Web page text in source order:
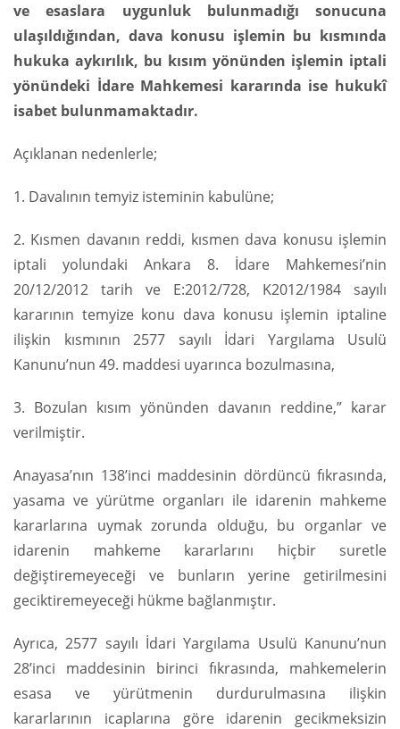
ve esaslara uygunluk bulunmadığı sonucuna
ulaşıldığından, dava konusu işlemin bu kısmında
hukuka aykırılık, bu kısım yönünden işlemin iptali
yönündeki İdare Mahkemesi kararında ise hukukî
isabet bulunmamaktadır.
Açıklanan nedenlerle;
1. Davalının temyiz isteminin kabulüne;
2. Kısmen davanın reddi, kısmen dava konusu işlemin
iptali yolundaki Ankara 8. İdare Mahkemesi’nin
20/12/2012 tarih ve E:2012/728, K2012/1984 sayılı
kararının temyize konu dava konusu işlemin iptaline
ilişkin kısmının 2577 sayılı İdari Yargılama Usulü
Kanunu’nun 49. maddesi uyarınca bozulmasına,
3. Bozulan kısım yönünden davanın reddine,” karar
verilmiştir.
Anayasa’nın 138’inci maddesinin dördüncü fıkrasında,
yasama ve yürütme organları ile idarenin mahkeme
kararlarına uymak zorunda olduğu, bu organlar ve
idarenin mahkeme kararlarını hiçbir suretle
değiştiremeyeceği ve bunların yerine getirilmesini
geciktiremeyeceği hükme bağlanmıştır.
Ayrıca, 2577 sayılı İdari Yargılama Usulü Kanunu’nun
28’inci maddesinin birinci fıkrasında, mahkemelerin
esasa ve yürütmenin durdurulmasına ilişkin
kararlarının icaplarına göre idarenin gecikmeksizin